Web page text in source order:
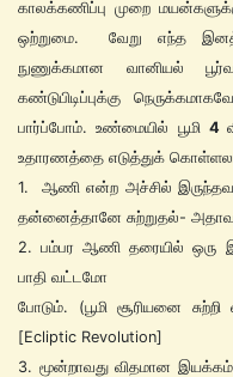
காலக்கணிப்பு முறை
ஒற்றுமை. வேறு எந்த
நுணுக்கமான வானியல்
கண்டுபிடிப்புக்கு
பார்ப்போம். உண்மையில் பூமி 4
உதாரணத்தை எடுத்துக்
1. ஆணி என்ற அச்சில்
தன்னைத்தானே சுற்றுதல்-
2. பம்பர ஆணி தரையில் ஒரு
பாதி வட்டமோ
போடும். (பூமி சூரியனை
[Ecliptic Revolution]
3. மூன்றாவது விதமான இயக்கம்